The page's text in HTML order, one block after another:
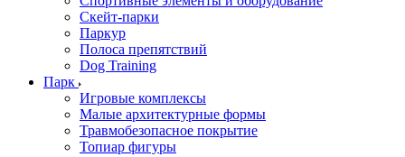
Скейт-парки
Паркур
Полоса препятствий
Dog Training
Парк
Игровые комплексы
Малые архитектурные формы
Травмобезопасное покрытие
Топиар фигуры